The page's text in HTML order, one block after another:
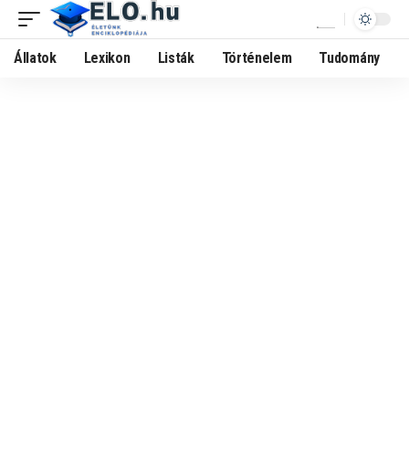
Állatok Lexikon Listák Történelem Tudomány